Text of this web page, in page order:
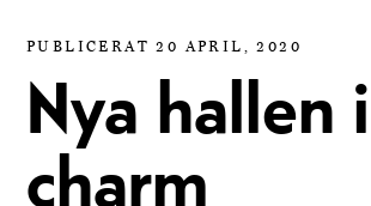
PUBLICERAT 20 APRIL, 2020
Nya hallen
charm